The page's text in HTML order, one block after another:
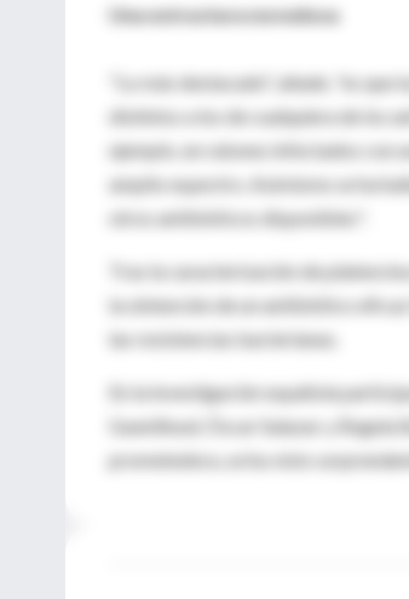
Una estructura novedosa
"Lo más destacado", añade, "es
distintos a los de cualquiera de los
ejemplo, en ratones infectados con
amplio espectro. Asimismo se ha
otros antibióticos disponibles".
Tras la caracterización de
la obtención de un antibiótico
las resistencias bacterianas.
En la investigación española
Guenilloud, Óscar Salazar y
prometedora, se ha visto